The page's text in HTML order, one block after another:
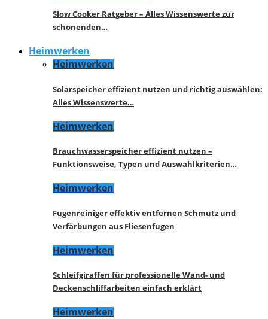
Slow Cooker Ratgeber – Alles Wissenswerte zur
schonenden…
Heimwerken
Heimwerken
Solarspeicher effizient nutzen und richtig auswählen:
Alles Wissenswerte…
Heimwerken
Brauchwasserspeicher effizient nutzen –
Funktionsweise, Typen und Auswahlkriterien…
Heimwerken
Fugenreiniger effektiv entfernen Schmutz und
Verfärbungen aus Fliesenfugen
Heimwerken
Schleifgiraffen für professionelle Wand- und
Deckenschliffarbeiten einfach erklärt
Heimwerken